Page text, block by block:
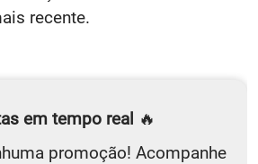
recente.
em tempo real 🔥
promoção! Acompanhe